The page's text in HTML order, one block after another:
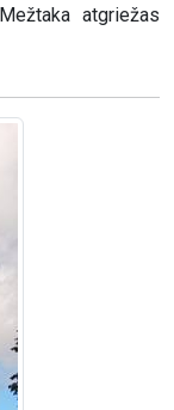
atgriežas